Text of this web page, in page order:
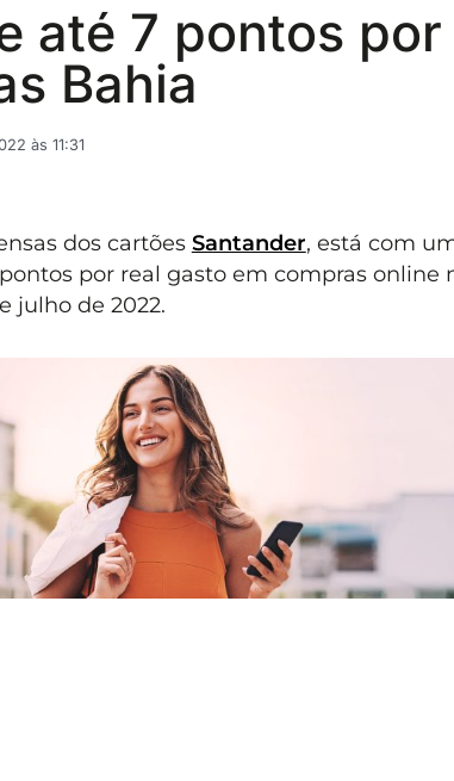
até 7 pontos por
Bahia
às 11:31
dos cartões Santander, está com
por real gasto em compras online
julho de 2022.